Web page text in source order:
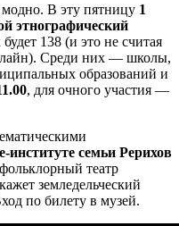
В эту пятницу 1
этнографический
138 (и это не считая
Среди них — школы,
образований и
, для очного участия —
институте семьи Рерихов
театр
земледельческий
по билету в музей.